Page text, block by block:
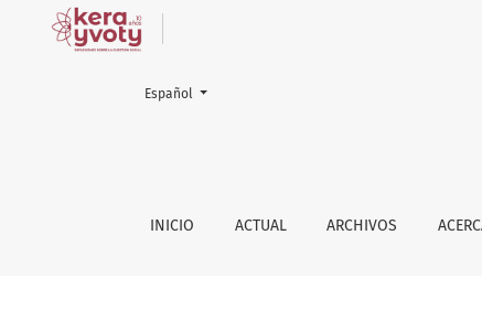
El trabajo como una categoría para
INICIO ACTUAL ARCHIVOS
Cambiar el idioma. El actual es:
Español